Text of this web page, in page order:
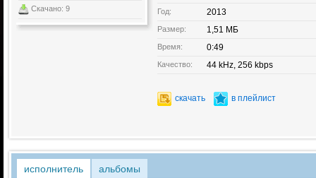
Скачано: 9 Год: 2013
Размер: 1,51 МБ
Время: 0:49
Качество: 44 kHz, 256 kbps
скачать в плейлист
исполнитель альбомы